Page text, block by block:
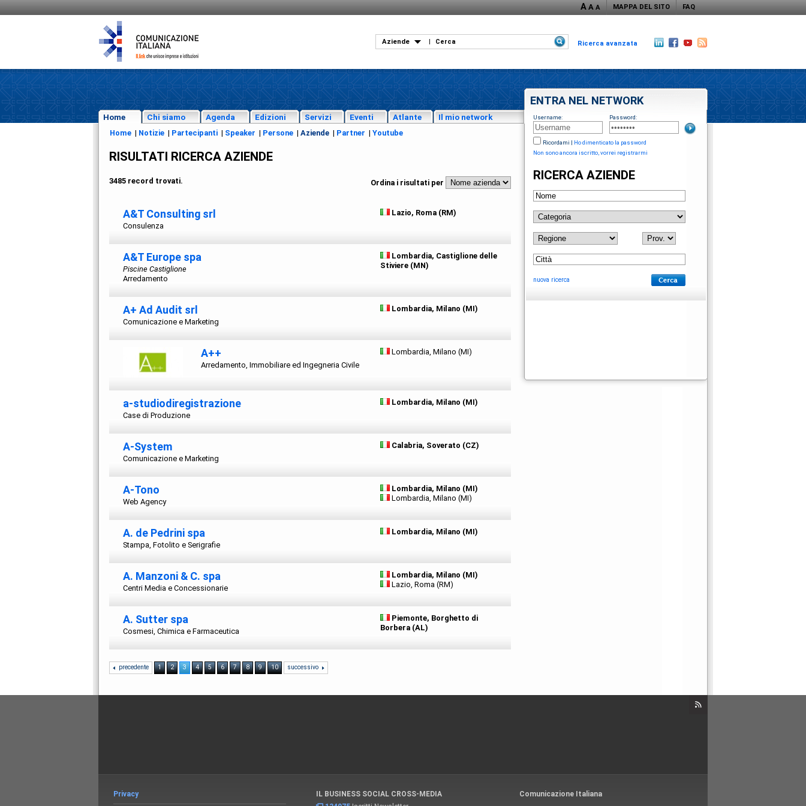
FAQ
MAPPA DEL SITO
A A A
Ricerca avanzata
Aziende |
ENTRA NEL NETWORK
Home Chi siamo Agenda Edizioni Servizi Eventi Atlante Il mio network Username: Password:
Ricordami | Ho dimenticato la password
Non sono ancora iscritto, vorrei registrarmi
RICERCA AZIENDE
nuova ricerca
Home | Notizie | Partecipanti | Speaker | Persone | Aziende | Partner | Youtube
RISULTATI RICERCA AZIENDE
Ordina i risultati per
3485 record trovati.
A&T Consulting srl
Consulenza
Lazio, Roma (RM)
A&T Europe spa
Piscine Castiglione
Arredamento
Lombardia, Castiglione delle
Stiviere (MN)
A+ Ad Audit srl
Comunicazione e Marketing
Lombardia, Milano (MI)
A++
Arredamento, Immobiliare ed Ingegneria Civile
Lombardia, Milano (MI)
a-studiodiregistrazione
Case di Produzione
Lombardia, Milano (MI)
A-System
Comunicazione e Marketing
Calabria, Soverato (CZ)
A-Tono
Web Agency
Lombardia, Milano (MI)
Lombardia, Milano (MI)
A. de Pedrini spa
Stampa, Fotolito e Serigrafie
Lombardia, Milano (MI)
A. Manzoni & C. spa
Centri Media e Concessionarie
Lombardia, Milano (MI)
Lazio, Roma (RM)
A. Sutter spa
Cosmesi, Chimica e Farmaceutica
Piemonte, Borghetto di
Borbera (AL)
precedente 1 2 3 4 5 6 7 8 9 10 successivo
Privacy
IL BUSINESS SOCIAL CROSS-MEDIA
Comunicazione Italiana